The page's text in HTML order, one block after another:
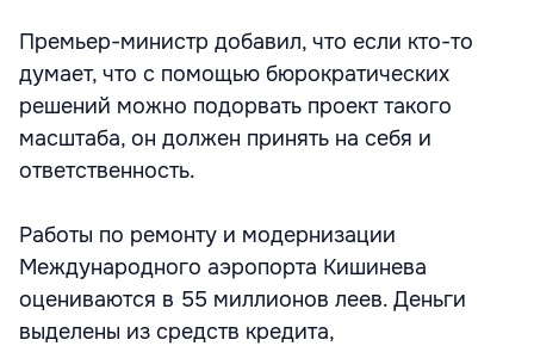
Премьер-министр добавил, что если кто-то
думает, что с помощью бюрократических
решений можно подорвать проект такого
масштаба, он должен принять на себя и
ответственность.
Работы по ремонту и модернизации
Международного аэропорта Кишинева
оцениваются в 55 миллионов леев. Деньги
выделены из средств кредита,